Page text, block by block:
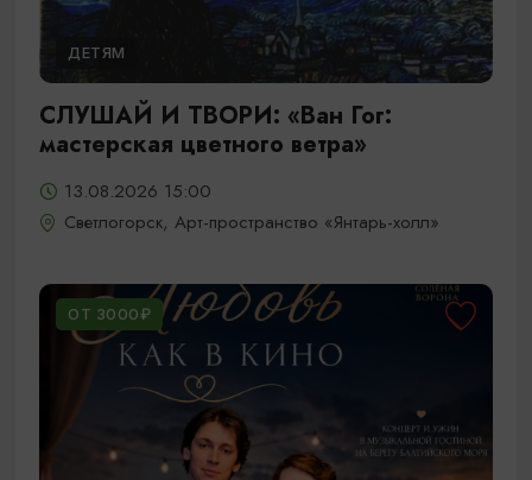
ДЕТЯМ
СЛУШАЙ И ТВОРИ: «Ван Гог:
мастерская цветного ветра»
13.08.2026 15:00
Светлогорск, Арт-пространство «Янтарь-холл»
ОТ 3000₽